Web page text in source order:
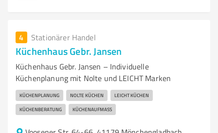
4 Stationärer Handel
Küchenhaus Gebr. Jansen
Küchenhaus Gebr. Jansen – Individuelle
Küchenplanung mit Nolte und LEICHT Marken
KÜCHENPLANUNG NOLTE KÜCHEN LEICHT KÜCHEN
KÜCHENBERATUNG KÜCHENAUFMASS